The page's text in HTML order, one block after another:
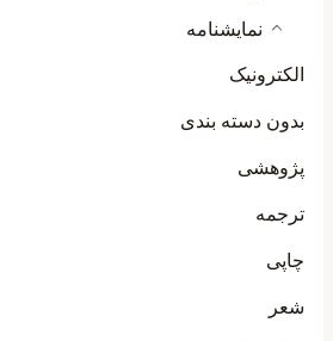
نمایشنامه
الکترونیک
بدون دسته بندی
پژوهشی
ترجمه
چاپی
شعر